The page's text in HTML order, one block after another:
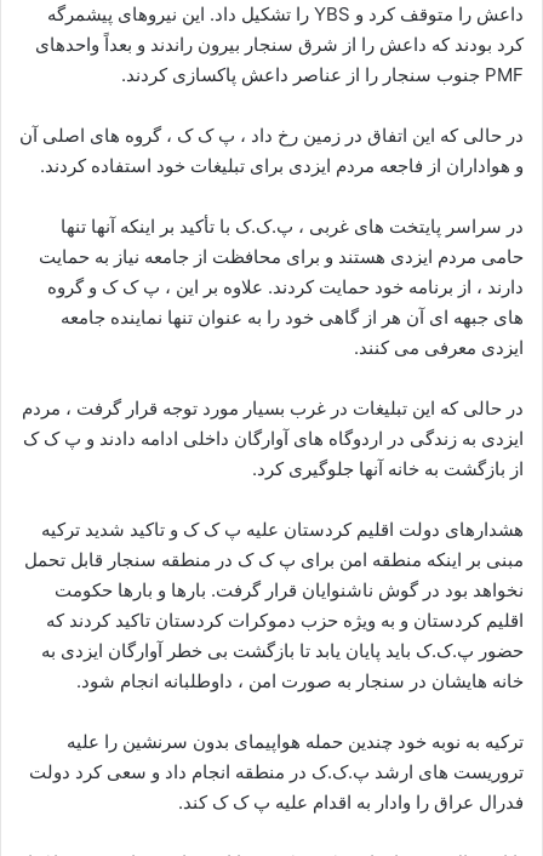
داعش را متوقف کرد و YBS را تشکیل داد. این نیروهای پیشمرگه
کرد بودند که داعش را از شرق سنجار بیرون راندند و بعداً واحدهای
PMF جنوب سنجار را از عناصر داعش پاکسازی کردند.
در حالی که این اتفاق در زمین رخ داد ، پ ک ک ، گروه های اصلی آن
و هواداران از فاجعه مردم ایزدی برای تبلیغات خود استفاده کردند.
در سراسر پایتخت های غربی ، پ.ک.ک با تأکید بر اینکه آنها تنها
حامی مردم ایزدی هستند و برای محافظت از جامعه نیاز به حمایت
دارند ، از برنامه خود حمایت کردند. علاوه بر این ، پ ک ک و گروه
های جبهه ای آن هر از گاهی خود را به عنوان تنها نماینده جامعه
ایزدی معرفی می کنند.
در حالی که این تبلیغات در غرب بسیار مورد توجه قرار گرفت ، مردم
ایزدی به زندگی در اردوگاه های آوارگان داخلی ادامه دادند و پ ک ک
از بازگشت به خانه آنها جلوگیری کرد.
هشدارهای دولت اقلیم کردستان علیه پ ک ک و تاکید شدید ترکیه
مبنی بر اینکه منطقه امن برای پ ک ک در منطقه سنجار قابل تحمل
نخواهد بود در گوش ناشنوایان قرار گرفت. بارها و بارها حکومت
اقلیم کردستان و به ویژه حزب دموکرات کردستان تاکید کردند که
حضور پ.ک.ک باید پایان یابد تا بازگشت بی خطر آوارگان ایزدی به
خانه هایشان در سنجار به صورت امن ، داوطلبانه انجام شود.
ترکیه به نوبه خود چندین حمله هواپیمای بدون سرنشین را علیه
تروریست های ارشد پ.ک.ک در منطقه انجام داد و سعی کرد دولت
فدرال عراق را وادار به اقدام علیه پ ک ک کند.